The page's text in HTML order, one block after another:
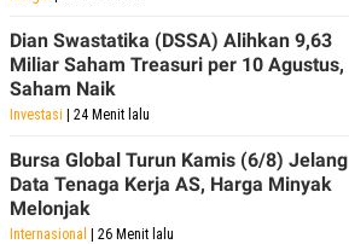
K
G
M
E
D
A
I
D
Dian Swastatika (DSSA) Alihkan 9,63
Miliar Saham Treasuri per 10 Agustus,
Saham Naik
Investasi | 24 Menit lalu
Bursa Global Turun Kamis (6/8) Jelang
Data Tenaga Kerja AS, Harga Minyak
Melonjak
Internasional | 26 Menit lalu